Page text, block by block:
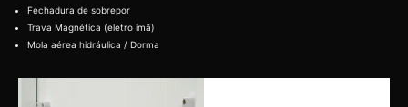
Fechadura de sobrepor
Trava Magnética (eletro imã)
Mola aérea hidráulica / Dorma